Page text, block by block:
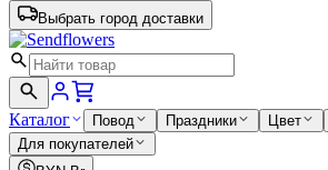
Выбрать город доставки
Каталог Повод Праздники Цвет
Для покупателей